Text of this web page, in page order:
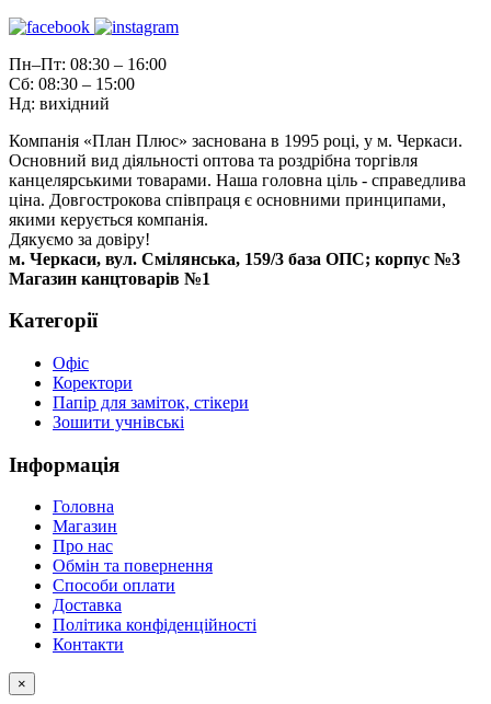
Пн–Пт: 08:30 – 16:00
Сб: 08:30 – 15:00
Нд: вихідний
Компанія «План Плюс» заснована в 1995 році, у м. Черкаси.
Основний вид діяльності оптова та роздрібна торгівля
канцелярськими товарами. Наша головна ціль - справедлива
ціна. Довгострокова співпраця є основними принципами,
якими керується компанія.
Дякуємо за довіру!
м. Черкаси, вул. Смілянська, 159/3 база ОПС; корпус №3
Магазин канцтоварів №1
Категорії
Офіс
Коректори
Папір для заміток, стікери
Зошити учнівські
Інформація
Головна
Магазин
Про нас
Обмін та повернення
Способи оплати
Доставка
Політика конфіденційності
Контакти
×